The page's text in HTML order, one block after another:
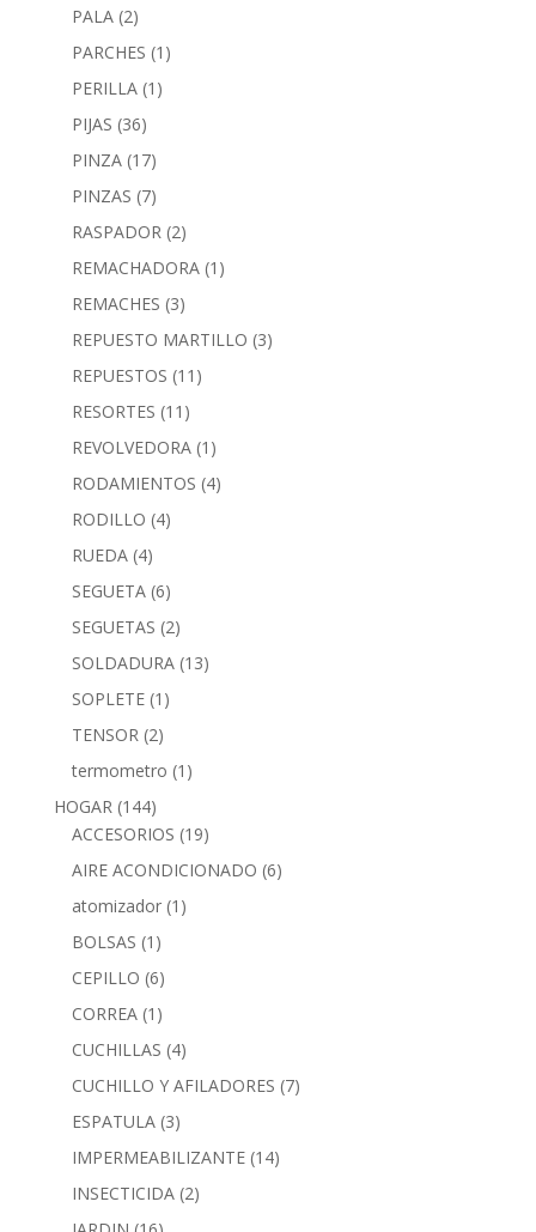
PALA (2)
PARCHES (1)
PERILLA (1)
PIJAS (36)
PINZA (17)
PINZAS (7)
RASPADOR (2)
REMACHADORA (1)
REMACHES (3)
REPUESTO MARTILLO (3)
REPUESTOS (11)
RESORTES (11)
REVOLVEDORA (1)
RODAMIENTOS (4)
RODILLO (4)
RUEDA (4)
SEGUETA (6)
SEGUETAS (2)
SOLDADURA (13)
SOPLETE (1)
TENSOR (2)
termometro (1)
HOGAR (144)
ACCESORIOS (19)
AIRE ACONDICIONADO (6)
atomizador (1)
BOLSAS (1)
CEPILLO (6)
CORREA (1)
CUCHILLAS (4)
CUCHILLO Y AFILADORES (7)
ESPATULA (3)
IMPERMEABILIZANTE (14)
INSECTICIDA (2)